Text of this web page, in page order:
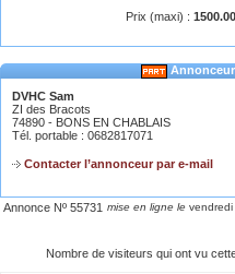
Prix (maxi) :
Annonceur
DVHC Sam
ZI des Bracots
74890 - BONS EN CHABLAIS
Tél. portable : 0682817071
Contacter l’annonceur par e-mail
Annonce Nº 55731 mise en ligne le
Nombre de visiteurs qui ont vu